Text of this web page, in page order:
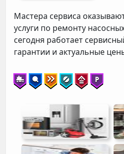
Мастера сервиса
услуги по ремонту
сегодня работает
гарантии и актуальные